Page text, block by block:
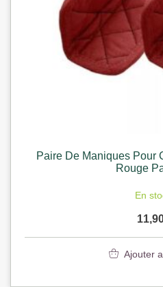
Paire De Maniques Pour
Rouge
En
Ajouter